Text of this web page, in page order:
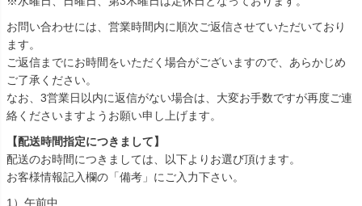
お問い合わせには、営業時間内に順次ご返信させていただいており
ます。
ご返信までにお時間をいただく場合がございますので、あらかじめ
ご了承ください。
なお、3営業日以内に返信がない場合は、大変お手数ですが再度ご連
絡くださいますようお願い申し上げます。
【配送時間指定につきまして】
配送のお時間につきましては、以下よりお選び頂けます。
お客様情報記入欄の「備考」にご入力下さい。
1）午前中